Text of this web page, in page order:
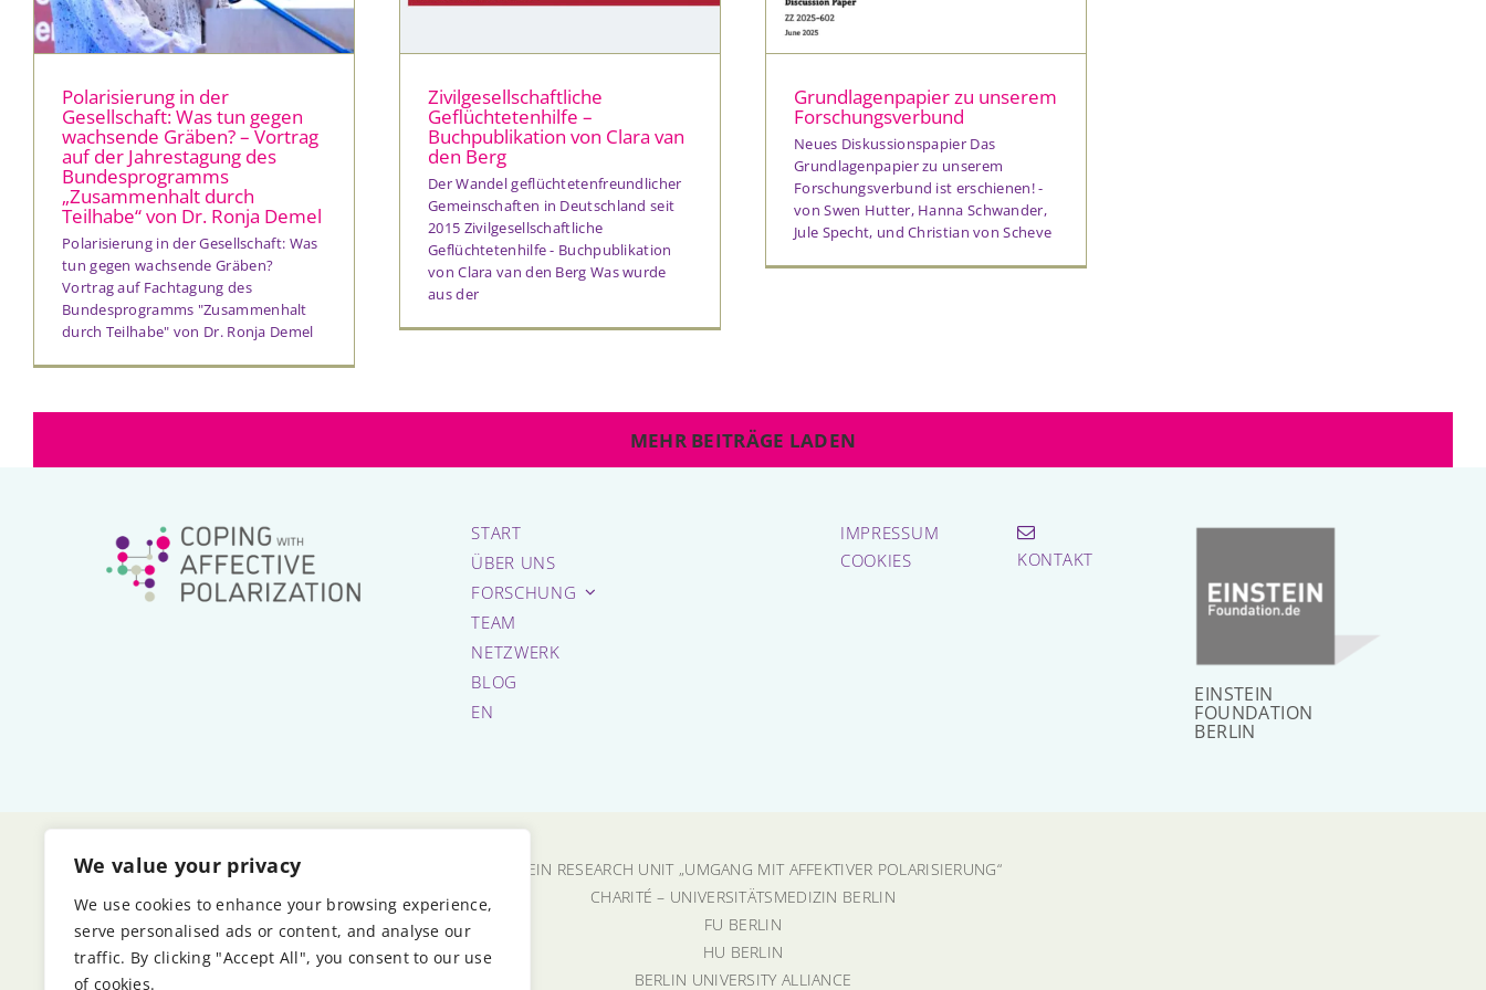
We value your privacy
We use cookies to enhance your browsing experience,
serve personalised ads or content, and analyse our
traffic. By clicking "Accept All", you consent to our use
of cookies.
Polarisierung in der
Gesellschaft: Was tun gegen
wachsende Gräben? – Vortrag
auf der Jahrestagung des
Bundesprogramms
„Zusammenhalt durch
Teilhabe“ von Dr. Ronja Demel
Polarisierung in der Gesellschaft: Was
tun gegen wachsende Gräben?
Vortrag auf Fachtagung des
Bundesprogramms "Zusammenhalt
durch Teilhabe" von Dr. Ronja Demel
Zivilgesellschaftliche
Geflüchtetenhilfe –
Buchpublikation von Clara van
den Berg
Der Wandel geflüchtetenfreundlicher
Gemeinschaften in Deutschland seit
2015 Zivilgesellschaftliche
Geflüchtetenhilfe - Buchpublikation
von Clara van den Berg Was wurde
aus der
Grundlagenpapier zu unserem
Forschungsverbund
Neues Diskussionspapier Das
Grundlagenpapier zu unserem
Forschungsverbund ist erschienen! -
von Swen Hutter, Hanna Schwander,
Jule Specht, und Christian von Scheve
MEHR BEITRÄGE LADEN
START
ÜBER UNS
FORSCHUNG
TEAM
NETZWERK
BLOG
EN
IMPRESSUM
COOKIES
KONTAKT
EINSTEIN
FOUNDATION
BERLIN
EINSTEIN RESEARCH UNIT „UMGANG MIT AFFEKTIVER POLARISIERUNG“
CHARITÉ – UNIVERSITÄTSMEDIZIN BERLIN
FU BERLIN
HU BERLIN
BERLIN UNIVERSITY ALLIANCE